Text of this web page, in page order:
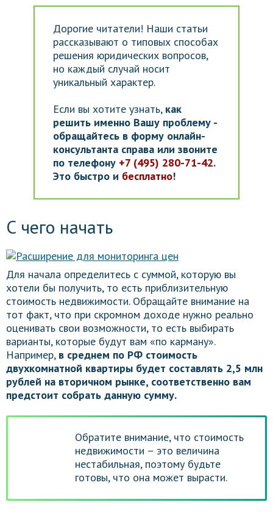
Дорогие читатели! Наши статьи
рассказывают о типовых способах
решения юридических вопросов,
но каждый случай носит
уникальный характер.
Если вы хотите узнать, как
решить именно Вашу проблему -
обращайтесь в форму онлайн-
консультанта справа или звоните
по телефону +7 (495) 280-71-42.
Это быстро и бесплатно!
С чего начать
Для начала определитесь с суммой, которую вы
хотели бы получить, то есть приблизительную
стоимость недвижимости. Обращайте внимание на
тот факт, что при скромном доходе нужно реально
оценивать свои возможности, то есть выбирать
варианты, которые будут вам «по карману».
Например, в среднем по РФ стоимость
двухкомнатной квартиры будет составлять 2,5 млн
рублей на вторичном рынке, соответственно вам
предстоит собрать данную сумму.
Обратите внимание, что стоимость
недвижимости – это величина
нестабильная, поэтому будьте
готовы, что она может вырасти.